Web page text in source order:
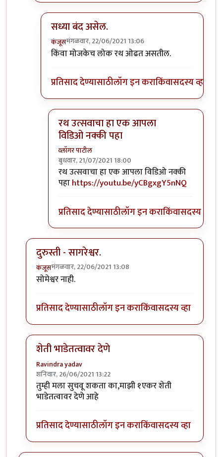
सध्या बंद असेल.
कंजूसमंगळवार, 22/06/2021 13:06
In reply toरथयात्रेचा व्हिडिओbyकपिलमुनी
किंवा मोजकेच लोक रथ ओढत असतील.
प्रतिसाद देण्यासाठीलॉग इन कराकिंवासदस्य व्हा
रथ उत्सवाचा हा एक आपला
विडिओ नक्की पहा
व्लॉगर पाटील
बुधवार, 21/07/2021 18:00
In reply toसध्या बंद असेल.byकंजूस
रथ उत्सवाचा हा एक आपला विडिओ नक्की
पहाhttps://youtu.be/yCBgxgY5nNQ
प्रतिसाद देण्यासाठीलॉग इन कराकिंवासदस्य व्हा
दुरुस्ती - सागरेश्वर.
कंजूसमंगळवार, 22/06/2021 13:08
In reply toताकारी स्टेशनजवळ सोमेश्वर अभयारण्य.
सोमेश्वर नाही.
प्रतिसाद देण्यासाठीलॉग इन कराकिंवासदस्य व्हा
शेती भाडेतत्वावर देणे
Ravindra yadav
शनिवार, 26/06/2021 13:22
In reply toताकारी स्टेशनजवळ सोमेश्वर अभयारण्य.
तुम्ही मला सुचवू शकता का,माझी १एकर शेती
भाडेतत्वावर देणे आहे
प्रतिसाद देण्यासाठीलॉग इन कराकिंवासदस्य व्हा